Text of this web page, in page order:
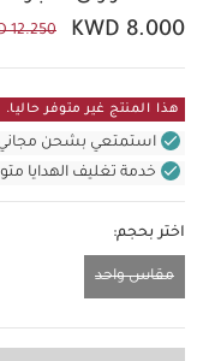
KWD 8.000
12.250
هذا المنتج غير متوفر حاليا.
استمتعي بشحن مجاني
خدمة تغليف الهدايا
اختر بحجم:
مقاس واحد